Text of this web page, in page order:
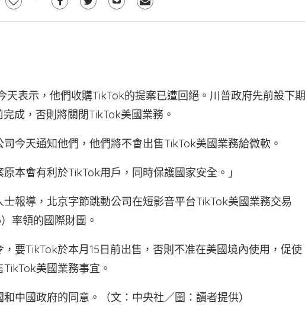
表示，他們收購TikTok的提案已遭回絕。川普政府先前設下期
成，否則將關閉TikTok美國業務。
今天通知他們，他們將不會出售TikTok美國業務給微軟。
本會有利於TikTok用戶，同時保護國家安全。」
報導，北京字節跳動公司在短影音平台TikTok美國業務交易
率領的國際財團。
要TikTok於本月15日前出售，否則不准在美國境內使用，促使
美國業務事宜。
中國政府的同意。（文：中央社／圖：讀者提供）